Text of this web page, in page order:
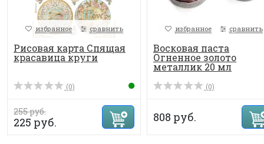
избранное сравнить
Рисовая карта Спящая
красавица круги
(0)
255 руб.
225 руб.
избранное сравнить
Восковая паста
Огненное золото
металлик 20 мл
(0)
808 руб.